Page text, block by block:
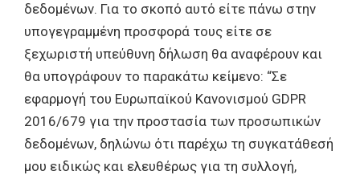
δεδομένων. Για το σκοπό αυτό είτε πάνω στην
υπογεγραμμένη προσφορά τους είτε σε
ξεχωριστή υπεύθυνη δήλωση θα αναφέρουν και
θα υπογράφουν το παρακάτω κείμενο: “Σε
εφαρμογή του Ευρωπαϊκού Κανονισμού GDPR
2016/679 για την προστασία των προσωπικών
δεδομένων, δηλώνω ότι παρέχω τη συγκατάθεσή
μου ειδικώς και ελευθέρως για τη συλλογή,